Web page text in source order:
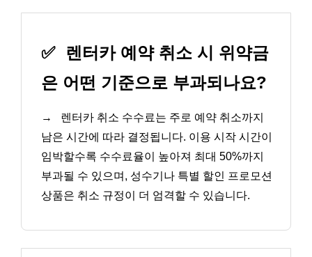
✅
렌터카 예약 취소 시 위약금
은 어떤 기준으로 부과되나요?
→
렌터카 취소 수수료는 주로 예약 취소까지
남은 시간에 따라 결정됩니다. 이용 시작 시간이
임박할수록 수수료율이 높아져 최대 50%까지
부과될 수 있으며, 성수기나 특별 할인 프로모션
상품은 취소 규정이 더 엄격할 수 있습니다.